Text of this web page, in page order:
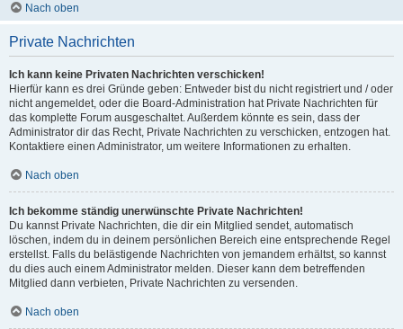
Nach oben
Private Nachrichten
Ich kann keine Privaten Nachrichten verschicken!
Hierfür kann es drei Gründe geben: Entweder bist du nicht registriert und / oder
nicht angemeldet, oder die Board-Administration hat Private Nachrichten für
das komplette Forum ausgeschaltet. Außerdem könnte es sein, dass der
Administrator dir das Recht, Private Nachrichten zu verschicken, entzogen hat.
Kontaktiere einen Administrator, um weitere Informationen zu erhalten.
Nach oben
Ich bekomme ständig unerwünschte Private Nachrichten!
Du kannst Private Nachrichten, die dir ein Mitglied sendet, automatisch
löschen, indem du in deinem persönlichen Bereich eine entsprechende Regel
erstellst. Falls du belästigende Nachrichten von jemandem erhältst, so kannst
du dies auch einem Administrator melden. Dieser kann dem betreffenden
Mitglied dann verbieten, Private Nachrichten zu versenden.
Nach oben